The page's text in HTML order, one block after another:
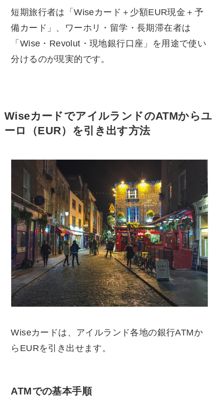
短期旅行者は「Wiseカード＋少額EUR現金＋予
備カード」、ワーホリ・留学・長期滞在者は
「Wise・Revolut・現地銀行口座」を用途で使い
分けるのが現実的です。
WiseカードでアイルランドのATMからユ
ーロ（EUR）を引き出す方法
Wiseカードは、アイルランド各地の銀行ATMか
らEURを引き出せます。
ATMでの基本手順